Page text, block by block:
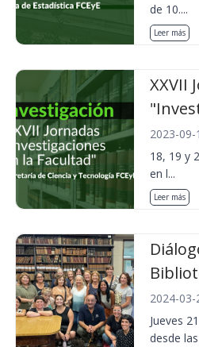
de 10....
Leer más
XXVII
2023-09-
18, 19 y
en l...
Leer más
2024-03-
Jueves
desde las